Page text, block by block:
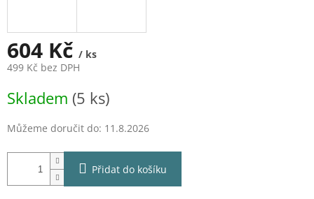
604 Kč / ks
499 Kč bez DPH
cena:
Skladem (5 ks)
Můžeme doručit do: 11.8.2026
Přidat do košíku